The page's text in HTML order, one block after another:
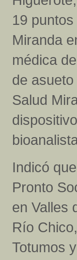
19
Miranda
médica
de
Salud
Indicó
Pronto
en Valles
Río
Totumos